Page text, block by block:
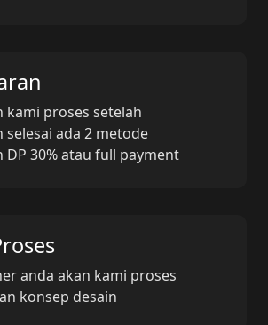
kami proses setelah
selesai ada 2 metode
DP 30% atau full payment
anda akan kami proses
konsep desain